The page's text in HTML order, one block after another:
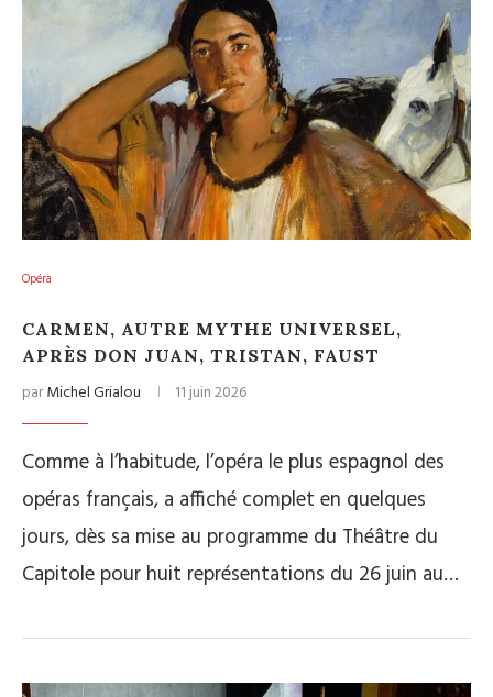
Opéra
CARMEN, AUTRE MYTHE UNIVERSEL,
APRÈS DON JUAN, TRISTAN, FAUST
parMichel Grialou 11 juin 2026
Comme à l’habitude, l’opéra le plus espagnol des
opéras français, a affiché complet en quelques
jours, dès sa mise au programme du Théâtre du
Capitole pour huit représentations du 26 juin au…